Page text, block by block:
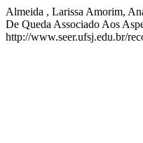
Almeida , Larissa Amorim,
De Queda Associado Aos
http://www.seer.ufsj.edu.br/